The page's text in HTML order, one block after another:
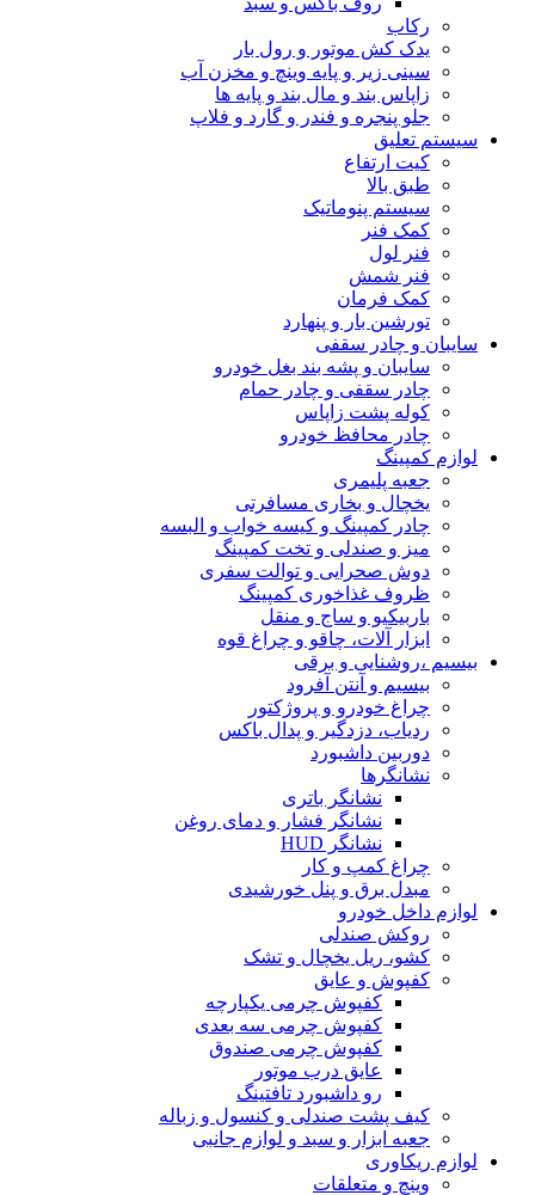
رکاب
یدک کش موتور و رول بار
سینی زیر و پایه وینچ و مخزن آب
زاپاس بند و مال بند و پایه ها
جلو پنجره و فندر و گارد و فلاپ
سیستم تعلیق
کیت ارتفاع
طبق بالا
سیستم پنوماتیک
کمک فنر
فنر لول
فنر شمش
کمک فرمان
تورشین بار و پنهارد
سایبان و چادر سقفی
سایبان و پشه بند بغل خودرو
چادر سقفی و چادر حمام
کوله پشت زاپاس
چادر محافظ خودرو
لوازم کمپینگ
جعبه پلیمری
یخچال و بخاری مسافرتی
چادر کمپینگ و کیسه خواب و البسه
میز و صندلی و تخت کمپینگ
دوش صحرایی و توالت سفری
ظروف غذاخوری کمپینگ
باربیکیو و ساج و منقل
ابزار آلات، چاقو و چراغ قوه
بیسیم ،روشنایی و برقی
بیسیم و آنتن آفرود
چراغ خودرو و پروژکتور
ردیاب، دزدگیر و پدال باکس
دوربین داشبورد
نشانگرها
نشانگر باتری
نشانگر فشار و دمای روغن
نشانگر HUD
چراغ کمپ و کار
مبدل برق و پنل خورشیدی
لوازم داخل خودرو
روکش صندلی
کشو، ریل یخچال و تشک
کفپوش و عایق
کفپوش چرمی یکپارچه
کفپوش چرمی سه بعدی
کفپوش چرمی صندوق
عایق درب موتور
رو داشبورد تافتینگ
کیف پشت صندلی و کنسول و زباله
جعبه ابزار و سبد و لوازم جانبی
لوازم ریکاوری
وینچ و متعلقات